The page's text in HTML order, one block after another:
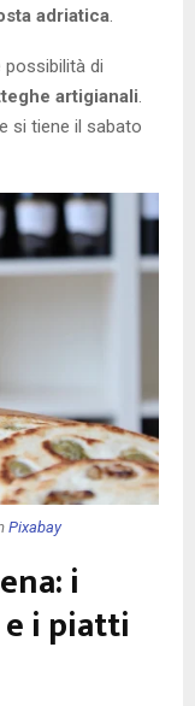
adriatica.
di
artigianali.
si tiene il sabato
Pixabay
i
i piatti